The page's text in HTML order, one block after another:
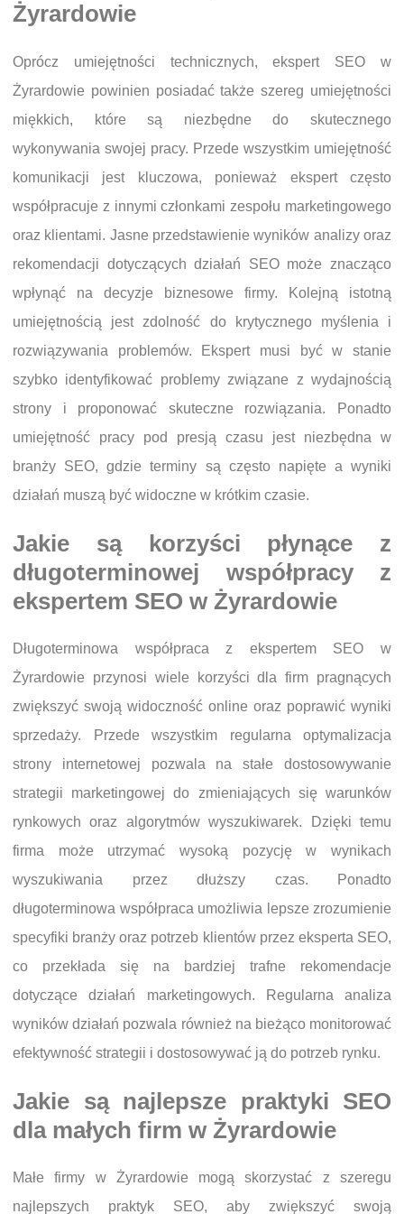
Żyrardowie
Oprócz umiejętności technicznych, ekspert SEO w
Żyrardowie powinien posiadać także szereg umiejętności
miękkich, które są niezbędne do skutecznego
wykonywania swojej pracy. Przede wszystkim umiejętność
komunikacji jest kluczowa, ponieważ ekspert często
współpracuje z innymi członkami zespołu marketingowego
oraz klientami. Jasne przedstawienie wyników analizy oraz
rekomendacji dotyczących działań SEO może znacząco
wpłynąć na decyzje biznesowe firmy. Kolejną istotną
umiejętnością jest zdolność do krytycznego myślenia i
rozwiązywania problemów. Ekspert musi być w stanie
szybko identyfikować problemy związane z wydajnością
strony i proponować skuteczne rozwiązania. Ponadto
umiejętność pracy pod presją czasu jest niezbędna w
branży SEO, gdzie terminy są często napięte a wyniki
działań muszą być widoczne w krótkim czasie.
Jakie są korzyści płynące z
długoterminowej współpracy z
ekspertem SEO w Żyrardowie
Długoterminowa współpraca z ekspertem SEO w
Żyrardowie przynosi wiele korzyści dla firm pragnących
zwiększyć swoją widoczność online oraz poprawić wyniki
sprzedaży. Przede wszystkim regularna optymalizacja
strony internetowej pozwala na stałe dostosowywanie
strategii marketingowej do zmieniających się warunków
rynkowych oraz algorytmów wyszukiwarek. Dzięki temu
firma może utrzymać wysoką pozycję w wynikach
wyszukiwania przez dłuższy czas. Ponadto
długoterminowa współpraca umożliwia lepsze zrozumienie
specyfiki branży oraz potrzeb klientów przez eksperta SEO,
co przekłada się na bardziej trafne rekomendacje
dotyczące działań marketingowych. Regularna analiza
wyników działań pozwala również na bieżąco monitorować
efektywność strategii i dostosowywać ją do potrzeb rynku.
Jakie są najlepsze praktyki SEO
dla małych firm w Żyrardowie
Małe firmy w Żyrardowie mogą skorzystać z szeregu
najlepszych praktyk SEO, aby zwiększyć swoją